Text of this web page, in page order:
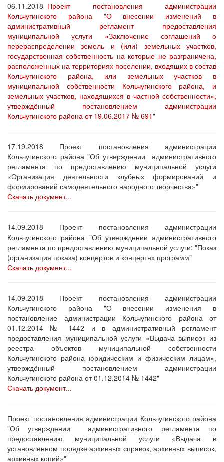
06.11.2018_ Проект постановления администрации
Кольчугинского района "О внесении изменений в
административный регламент предоставления
муниципальной услуги «Заключение соглашений о
перераспределении земель и (или) земельных участков,
государственная собственность на которые не разграничена,
расположенных на территориях поселении, входящих в состав
Кольчугинского района, или земельных участков в
муниципальной собственности Кольчугинского района, и
земельных участков, находящихся в частной собственности»,
утверждённый постановлением администрации
Кольчугинского района от 19.06.2017 № 691"
17.19.2018 Проект постановления администрации
Кольчугинского района "Об утверждении административного
регламента по предоставлению муниципальной услуги
«Организация деятельности клубных формирований и
формирований самодеятельного народного творчества»"
Скачать документ...
14.09.2018 Проект постановления администрации
Кольчугинского района "Об утверждении административного
регламента по предоставлению муниципальной услуги: "Показ
(организация показа) концертов и концертнх программ"
Скачать документ...
14.09.2018 Проект постановления администрации
Кольчугинского района "О внесении изменения в
постановление администрации Кольчугинского района от
01.12.2014 № 1442 и в административный регламент
предоставления муниципальной услуги «Выдача выписок из
реестра объектов муниципальной собственности
Кольчугинского района юридическим и физическим лицам»,
утверждённый постановлением администрации
Кольчугинского района от 01.12.2014 № 1442"
Скачать документ...
Проект постановления администрации Кольчугинского района
"Об утверждении административного регламента по
предоставлению муниципальной услуги «Выдача в
установленном порядке архивных справок, архивных выписок,
архивных копий»"